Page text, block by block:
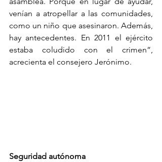
venían a atropellar a las comunidades,
como un niño que asesinaron. Además,
hay antecedentes. En 2011 el ejército
estaba coludido con el crimen”,
acrecienta el consejero Jerónimo.
Seguridad autónoma